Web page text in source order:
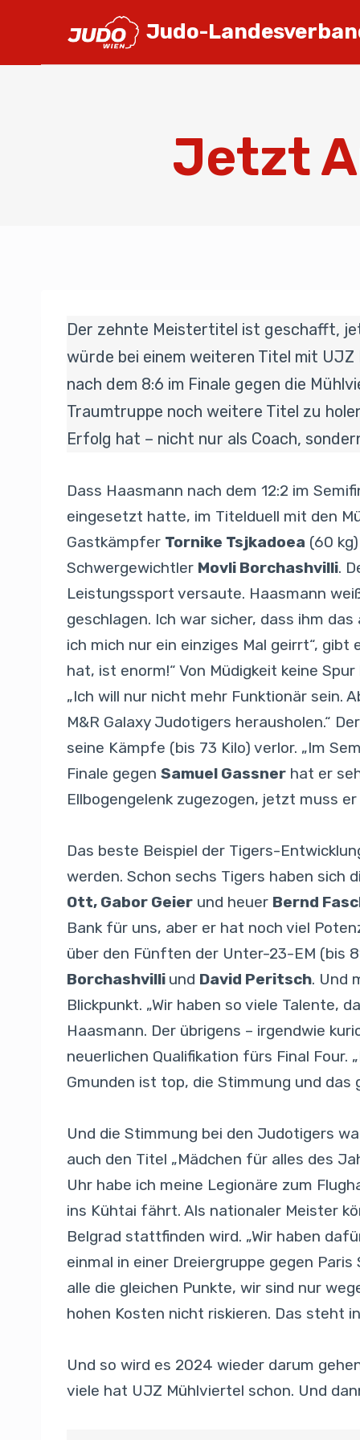
Judo-
Jetzt
Der zehnte Meistertitel ist geschafft,
würde bei einem weiteren Titel mit UJZ
nach dem 8:6 im Finale gegen die
Traumtruppe noch weitere Titel zu
Erfolg hat – nicht nur als Coach,
Dass Haasmann nach dem 12:2 im
eingesetzt hatte, im Titelduell mit den
Gastkämpfer Tornike Tsjkadoea (60
Schwergewichtler Movli Borchashvilli.
Leistungssport versaute. Haasmann
geschlagen. Ich war sicher, dass ihm das
ich mich nur ein einziges Mal geirrt“,
hat, ist enorm!“ Von Müdigkeit keine
„Ich will nur nicht mehr Funktionär sein.
M&R Galaxy Judotigers herausholen.“
seine Kämpfe (bis 73 Kilo) verlor. „Im
Finale gegen Samuel Gassner hat er
Ellbogengelenk zugezogen, jetzt muss
Das beste Beispiel der Tigers-
werden. Schon sechs Tigers haben sich
Ott, Gabor Geier und heuer Bernd
Bank für uns, aber er hat noch viel
über den Fünften der Unter-23-EM (bis
Borchashvilli und David Peritsch. Und
Blickpunkt. „Wir haben so viele Talente,
Haasmann. Der übrigens – irgendwie
neuerlichen Qualifikation fürs Final
Gmunden ist top, die Stimmung und das
Und die Stimmung bei den Judotigers
auch den Titel „Mädchen für alles des
Uhr habe ich meine Legionäre zum
ins Kühtai fährt. Als nationaler Meister
Belgrad stattfinden wird. „Wir haben
einmal in einer Dreiergruppe gegen
alle die gleichen Punkte, wir sind nur
hohen Kosten nicht riskieren. Das steht
Und so wird es 2024 wieder darum
viele hat UJZ Mühlviertel schon. Und